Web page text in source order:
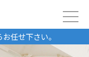
任せ下さい。